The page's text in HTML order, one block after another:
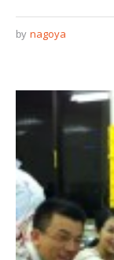
by nagoya